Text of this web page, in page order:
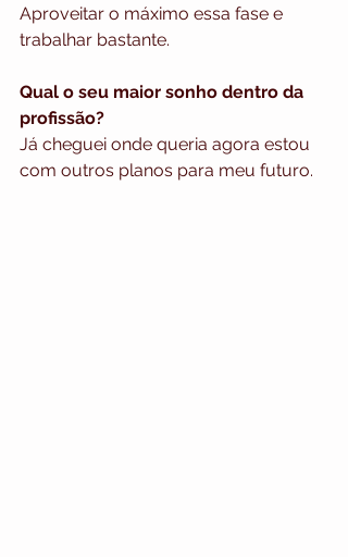
Aproveitar o máximo essa fase e
trabalhar bastante.
Qual o seu maior sonho dentro da
profissão?
Já cheguei onde queria agora estou
com outros planos para meu futuro.